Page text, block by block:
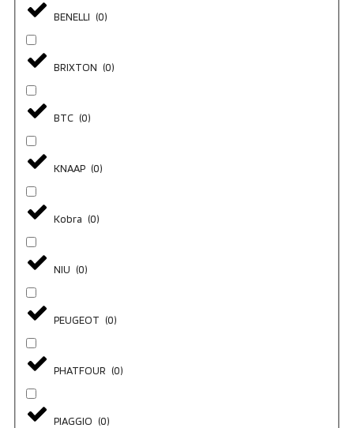
BENELLI (0)
BRIXTON (0)
BTC (0)
KNAAP (0)
Kobra (0)
NIU (0)
PEUGEOT (0)
PHATFOUR (0)
PIAGGIO (0)